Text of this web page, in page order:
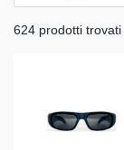
624 prodotti trovati